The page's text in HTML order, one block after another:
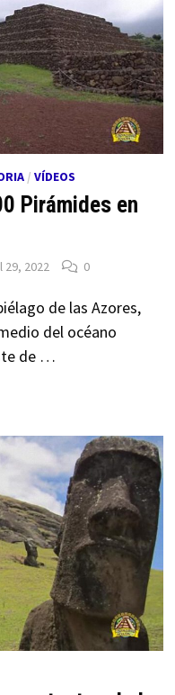
/ VÍDEOS
Pirámides en
29, 2022 0
de las Azores,
del océano
de …